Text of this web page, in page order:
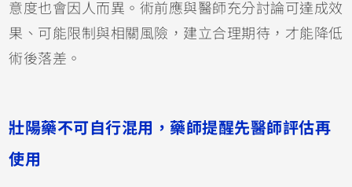
意度也會因人而異。術前應與醫師充分討論可達成效
果、可能限制與相關風險，建立合理期待，才能降低
術後落差。
壯陽藥不可自行混用，藥師提醒先醫師評估再
使用